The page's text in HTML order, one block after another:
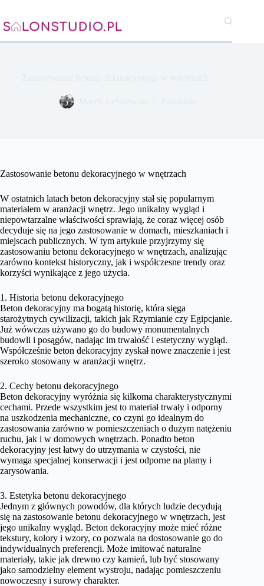
treści
Zastosowanie betonu dekoracyjnego w wnętrzach
W ostatnich latach beton dekoracyjny stał się popularnym
materiałem w aranżacji wnętrz. Jego unikalny wygląd i
niepowtarzalne właściwości sprawiają, że coraz więcej osób
decyduje się na jego zastosowanie w domach, mieszkaniach i
miejscach publicznych. W tym artykule przyjrzymy się
zastosowaniu betonu dekoracyjnego w wnętrzach, analizując
zarówno kontekst historyczny, jak i współczesne trendy oraz
korzyści wynikające z jego użycia.
1. Historia betonu dekoracyjnego
Beton dekoracyjny ma bogatą historię, która sięga
starożytnych cywilizacji, takich jak Rzymianie czy Egipcjanie.
Już wówczas używano go do budowy monumentalnych
budowli i posągów, nadając im trwałość i estetyczny wygląd.
Współcześnie beton dekoracyjny zyskał nowe znaczenie i jest
szeroko stosowany w aranżacji wnętrz.
2. Cechy betonu dekoracyjnego
Beton dekoracyjny wyróżnia się kilkoma charakterystycznymi
cechami. Przede wszystkim jest to materiał trwały i odporny
na uszkodzenia mechaniczne, co czyni go idealnym do
zastosowania zarówno w pomieszczeniach o dużym natężeniu
ruchu, jak i w domowych wnętrzach. Ponadto beton
dekoracyjny jest łatwy do utrzymania w czystości, nie
wymaga specjalnej konserwacji i jest odporne na plamy i
zarysowania.
3. Estetyka betonu dekoracyjnego
Jednym z głównych powodów, dla których ludzie decydują
się na zastosowanie betonu dekoracyjnego w wnętrzach, jest
jego unikalny wygląd. Beton dekoracyjny może mieć różne
tekstury, kolory i wzory, co pozwala na dostosowanie go do
indywidualnych preferencji. Może imitować naturalne
materiały, takie jak drewno czy kamień, lub być stosowany
jako samodzielny element wystroju, nadając pomieszczeniu
nowoczesny i surowy charakter.